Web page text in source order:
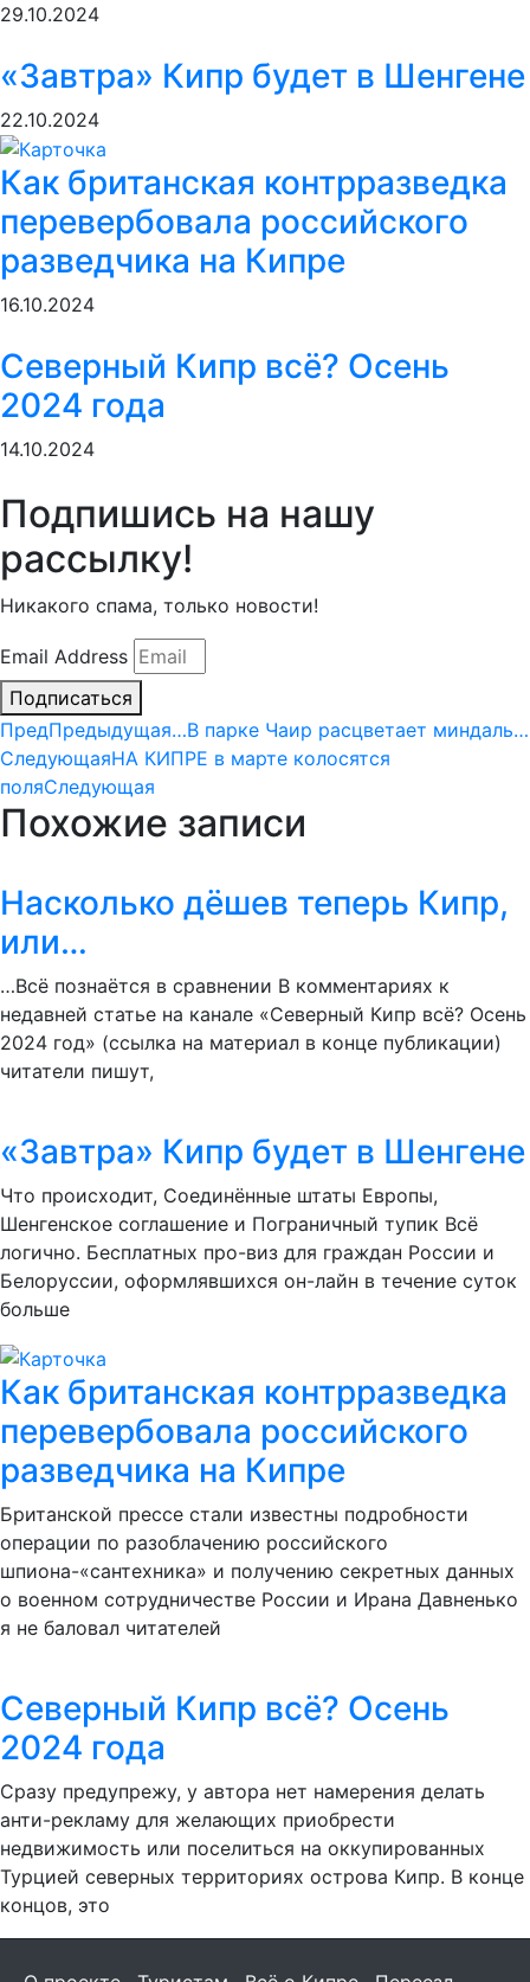
29.10.2024
«Завтра» Кипр будет в Шенгене
22.10.2024
Как британская контрразведка
перевербовала российского
разведчика на Кипре
16.10.2024
Северный Кипр всё? Осень
2024 года
14.10.2024
Подпишись на нашу
рассылку!
Никакого спама, только новости!
Email Address
Подписаться
ПредПредыдущая…В парке Чаир расцветает миндаль…
СледующаяНА КИПРЕ в марте колосятся
поляСледующая
Похожие записи
Насколько дёшев теперь Кипр,
или…
…Всё познаётся в сравнении В комментариях к
недавней статье на канале «Северный Кипр всё? Осень
2024 год» (ссылка на материал в конце публикации)
читатели пишут,
«Завтра» Кипр будет в Шенгене
Что происходит, Соединённые штаты Европы,
Шенгенское соглашение и Пограничный тупик Всё
логично. Бесплатных про-виз для граждан России и
Белоруссии, оформлявшихся он-лайн в течение суток
больше
Как британская контрразведка
перевербовала российского
разведчика на Кипре
Британской прессе стали известны подробности
операции по разоблачению российского
шпиона-«сантехника» и получению секретных данных
о военном сотрудничестве России и Ирана Давненько
я не баловал читателей
Северный Кипр всё? Осень
2024 года
Сразу предупрежу, у автора нет намерения делать
анти-рекламу для желающих приобрести
недвижимость или поселиться на оккупированных
Турцией северных территориях острова Кипр. В конце
концов, это